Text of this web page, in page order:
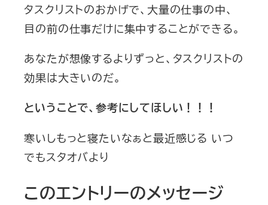
タスクリストのおかげで、大量の仕事の中、
目の前の仕事だけに集中することができる。
あなたが想像するよりずっと、タスクリストの
効果は大きいのだ。
ということで、参考にしてほしい！！！
寒いしもっと寝たいなぁと最近感じる いつ
でもスタオバより
このエントリーのメッセージ